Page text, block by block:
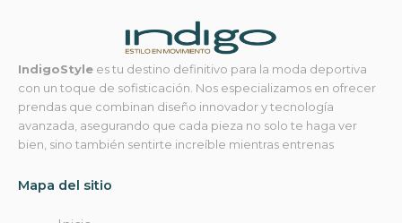
IndigoStyle es tu destino definitivo para la moda deportiva
con un toque de sofisticación. Nos especializamos en ofrecer
prendas que combinan diseño innovador y tecnología
avanzada, asegurando que cada pieza no solo te haga ver
bien, sino también sentirte increíble mientras entrenas
Mapa del sitio